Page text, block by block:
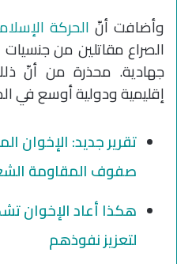
وأضافت أنّ الحركة
الصراع مقاتلين من
جهادية. محذرة من أنّ
إقليمية ودولية أوسع في
تقرير جديد: الإخوان
صفوف المقاومة
هكذا أعاد الإخوان
لتعزيز نفوذهم